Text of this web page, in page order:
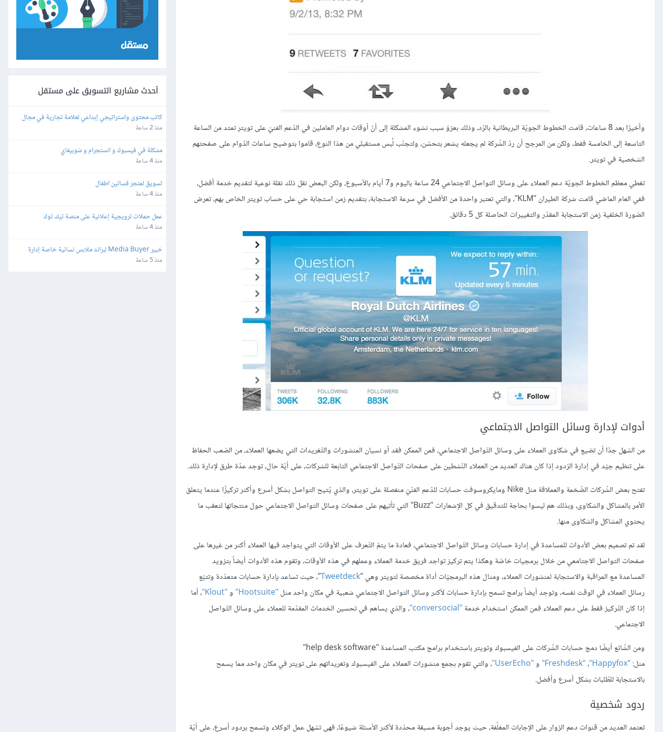
وأخيرًا بعد 8 ساعات، قامت الخطوط الجويّة البريطانية بالرّد، وذلك بعزوّ سبب نشوء المشكلة إلى أنّ أوقات دوام العاملين في الدّعم الفنيّ على تويتر تمتد من الساعة
التاسعة إلى الخامسة فقط، ولكن من المرجح أن ردّ الشّركة لم يجعله يشعر بتحسّن، ولتجنّب لُبس مستقبلي من هذا النوع، قاموا بتوضيح ساعات الدّوام على صفحتهم
الشخصية في تويتر.
تغطي معظم الخطوط الجويّة دعم العملاء على وسائل التواصل الاجتماعي 24 ساعة باليوم و7 أيام بالأسبوع، ولكن البعض نقل ذلك نقلة نوعية لتقديم خدمة أفضل،
ففي العام الماضي قامت شركة الطيران "KLM"، والتي تعتبر واحدة من الأفضل في سرعة الاستجابة، بتقديم زمن استجابة حي على حساب تويتر الخاص بهم، تعرض
الصّورة الخلفية زمن الاستجابة المقدّر والتغييرات الحاصلة كل 5 دقائق.
أدوات لإدارة وسائل التواصل الاجتماعي
من السّهل جدًا أن تضيع في شكاوى العملاء على وسائل التّواصل الاجتماعي، فمن الممكن فقد أو نسيان المنشورات والتّغريدات التي يضعها العملاء، من الصّعب الحفاظ
على تنظيم جيّد في إدارة الرّدود إذا كان هناك العديد من العملاء النّشطين على صفحات التّواصل الاجتماعي التابعة للشركات، على أيّة حال، توجد عدّة طرق لإدارة ذلك.
تفتح بعض الشّركات الضّخمة والعملاقة مثل Nike ومايكروسوفت حسابات للدّعم الفنّيّ منفصلة على تويتر، والذي يُتيح التواصل بشكل أسرع وأكثر تركيزًا عندما يتعلق
الأمر بالمشاكل والشكاوى، وبذلك هم ليسوا بحاجة للتدقيق في كل الإشعارات "Buzz" التي تأتيهم على صفحات وسائل التواصل الاجتماعي حول منتجاتها لتعقب ما
يحتوي المشاكل والشكاوى منها.
لقد تم تصميم بعض الأدوات للمساعدة في إدارة حسابات وسائل التّواصل الاجتماعي، فعادة ما يتمّ التّعرف على الأوقات التي يتواجد فيها العملاء أكثر من غيرها على
صفحات التواصل الاجتامعي من خلال برمجيات خاصّة وهكذا يتم تركيز تواجد فريق خدمة العملاء وعملهم في هذه الأوقات، وتقوم هذه الأدوات أيضاً بتزويد
المساعدة مع المراقبة والاستجابة لمنشورات العملاء، ومثال هذه البرمجيّات أداة مخصصة لتويتر وهي "Tweetdeck"، حيث تساعد بإدارة حسابات متعدّدة وتتبّع
رسائل العملاء في الوقت نفسه، وتوجد أيضاً برامج تسمح بإدارة حسابات لأكثر وسائل التواصل الاجتماعي شعبية في مكان واحد مثل"Hootsuite" و"Klout"
، أما
إذا كان التّركيز فقط على دعم العملاء فمن الممكن استخدام خدمة"conversocial"
، والذي يساهم في تحسين الخدمات المقدّمة للعملاء على وسائل التّواصل
الاجتماعي.
ومن الشّائع أيضًا دمج حسابات الشّركات على الفيسبوك وتويتر باستخدام برامج مكتب المساعدة "help desk software"
مثل:"Freshdesk" ،"Happyfox" و"UserEcho"
، والتي تقوم بجمع منشورات العملاء على الفيسبوك وتغريداتهم على تويتر في مكان واحد مما يسمح
بالاستجابة للطّلبات بشكل أسرع وأفضل.
ردود شخصية
تعتمد العديد من قنوات دعم الزوار على الإجابات المغلّفة، حيث يوجد أجوبة مسبقة محدّدة لأكثر الأسئلة شيوعًا، فهي تسّهل عمل الوكلاء وتسمح بردود أسرع، على أيّة
أحدث مشاريع التسويق على مستقل
التجارة الإلكترونية
منذ 2 ساعة
مشكلة في فيسبوك و انستجرام و شوبيفاي
منذ 4 ساعة
تسويق لمتجر فساتين اطفال
منذ 4 ساعة
عمل حملات ترويجية إعلانية على منصة تيك توك
منذ 4 ساعة
حملات Meta & TikTok
منذ 5 ساعة